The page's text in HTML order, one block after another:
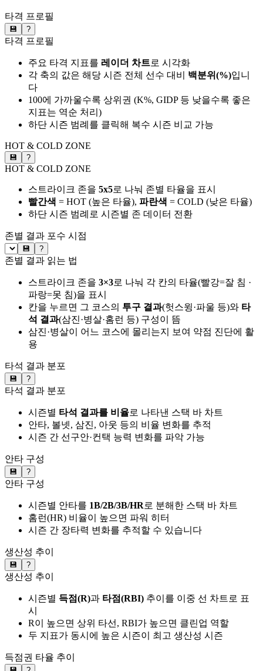
타격 프로필
💾 ?
타격 프로필
주요 타격 지표를 레이더 차트로 시각화
각 축의 값은 해당 시즌 전체 선수 대비 백분위(%)입니
다
100에 가까울수록 상위권 (K%, GIDP 등 낮을수록 좋은
지표는 역순 처리)
하단 시즌 범례를 클릭해 복수 시즌 비교 가능
HOT & COLD ZONE
💾 ?
HOT & COLD ZONE
스트라이크 존을 5x5로 나눠 존별 타율을 표시
빨간색 = HOT (높은 타율), 파란색 = COLD (낮은 타율)
하단 시즌 범례로 시즌별 존 데이터 전환
존별 결과 포수 시점
💾 ?
존별 결과 읽는 법
스트라이크 존을 3×3로 나눠 각 칸의 타율(빨강=잘 침 ·
파랑=못 침)을 표시
칸을 누르면 그 코스의 투구 결과(헛스윙·파울 등)와 타
석 결과(삼진·병살·홈런 등) 구성이 뜸
삼진·병살이 어느 코스에 몰리는지 보여 약점 진단에 활
용
타석 결과 분포
💾 ?
타석 결과 분포
시즌별 타석 결과를 비율로 나타낸 스택 바 차트
안타, 볼넷, 삼진, 아웃 등의 비율 변화를 추적
시즌 간 선구안·컨택 능력 변화를 파악 가능
안타 구성
💾 ?
안타 구성
시즌별 안타를 1B/2B/3B/HR로 분해한 스택 바 차트
홈런(HR) 비율이 높으면 파워 히터
시즌 간 장타력 변화를 추적할 수 있습니다
생산성 추이
💾 ?
생산성 추이
시즌별 득점(R)과 타점(RBI) 추이를 이중 선 차트로 표
시
R이 높으면 상위 타선, RBI가 높으면 클린업 역할
두 지표가 동시에 높은 시즌이 최고 생산성 시즌
득점권 타율 추이